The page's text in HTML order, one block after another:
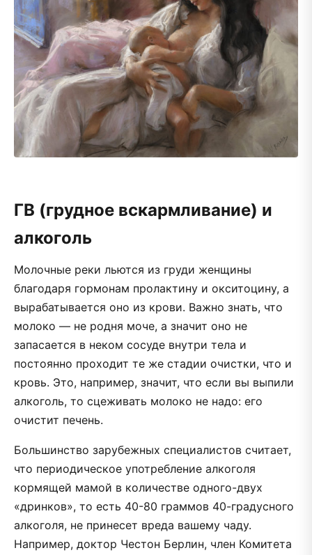
ГВ (грудное вскармливание) и
алкоголь
Молочные реки льются из груди женщины
благодаря гормонам пролактину и окситоцину, а
вырабатывается оно из крови. Важно знать, что
молоко — не родня моче, а значит оно не
запасается в неком сосуде внутри тела и
постоянно проходит те же стадии очистки, что и
кровь. Это, например, значит, что если вы выпили
алкоголь, то сцеживать молоко не надо: его
очистит печень.
Большинство зарубежных специалистов считает,
что периодическое употребление алкоголя
кормящей мамой в количестве одного-двух
«дринков», то есть 40-80 граммов 40-градусного
алкоголя, не принесет вреда вашему чаду.
Например, доктор Честон Берлин, член Комитета